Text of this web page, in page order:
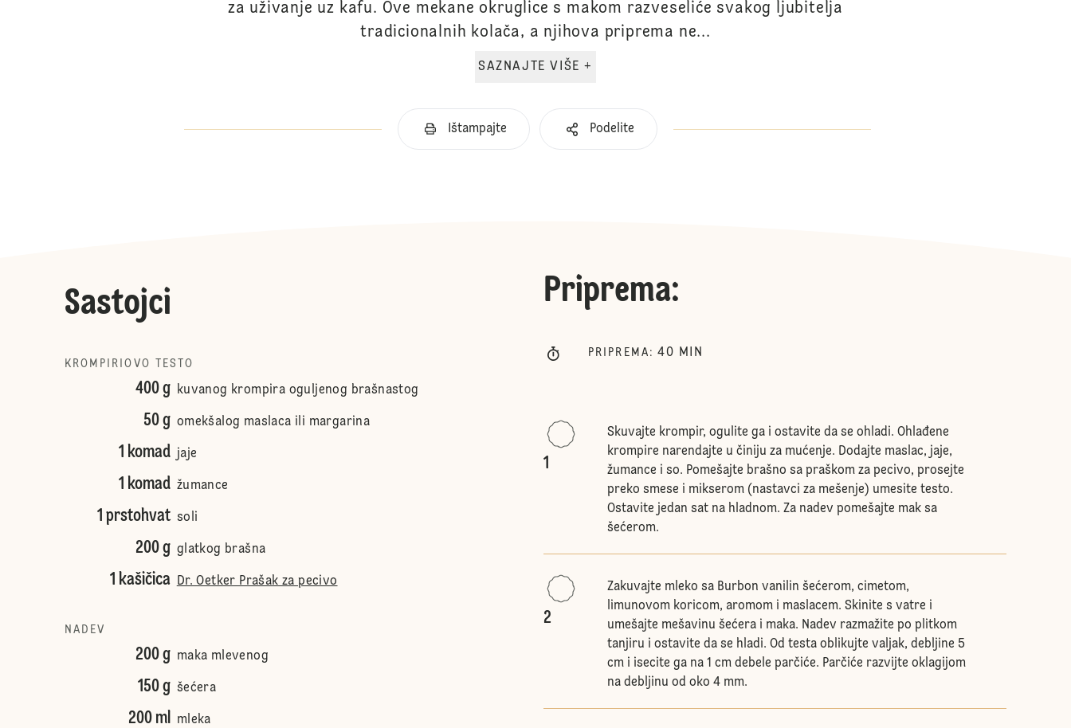
za uživanje uz kafu. Ove mekane okruglice s makom razveseliće svakog ljubitelja
tradicionalnih kolača, a njihova priprema ne...
SAZNAJTE VIŠE +
Ištampajte Podelite
Sastojci
KROMPIRIOVO TESTO
400 g kuvanog krompira oguljenog brašnastog
50 g omekšalog maslaca ili margarina
1 komad jaje
1 komad žumance
1 prstohvat soli
200 g glatkog brašna
1 kašičica Dr. Oetker Prašak za pecivo
NADEV
200 g maka mlevenog
150 g šećera
200 ml mleka
Priprema:
PRIPREMA : 40 MIN
1
Skuvajte krompir, ogulite ga i ostavite da se ohladi. Ohlađene
krompire narendajte u činiju za mućenje. Dodajte maslac, jaje,
žumance i so. Pomešajte brašno sa praškom za pecivo, prosejte
preko smese i mikserom (nastavci za mešenje) umesite testo.
Ostavite jedan sat na hladnom. Za nadev pomešajte mak sa
šećerom.
2
Zakuvajte mleko sa Burbon vanilin šećerom, cimetom,
limunovom koricom, aromom i maslacem. Skinite s vatre i
umešajte mešavinu šećera i maka. Nadev razmažite po plitkom
tanjiru i ostavite da se hladi. Od testa oblikujte valjak, debljine 5
cm i isecite ga na 1 cm debele parčiće. Parčiće razvijte oklagijom
na debljinu od oko 4 mm.